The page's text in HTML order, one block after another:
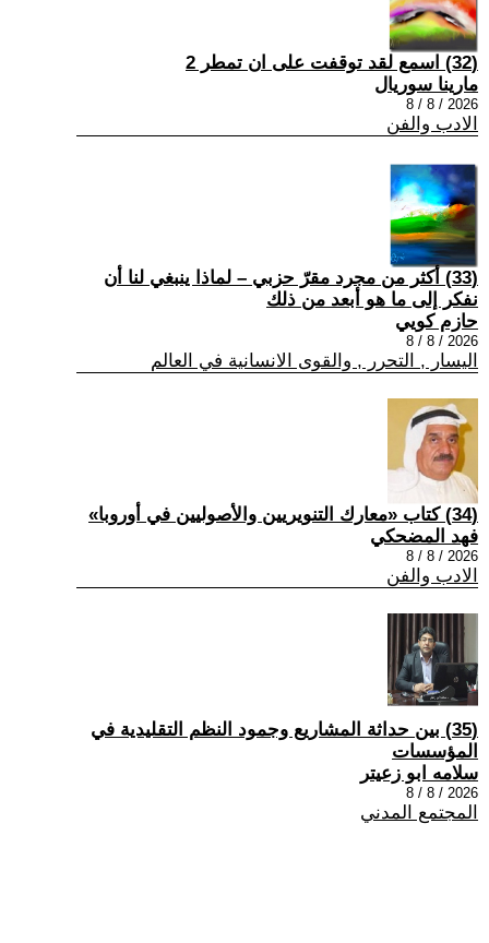
(32) اسمع لقد توقفت على ان تمطر 2
مارينا سوريال
2026 / 8 / 8
الادب والفن
(33) أكثر من مجرد مقرّ حزبي – لماذا ينبغي لنا أن
نفكر إلى ما هو أبعد من ذلك
حازم كويي
2026 / 8 / 8
اليسار , التحرر , والقوى الانسانية في العالم
(34) كتاب «معارك التنويريين والأصوليين في أوروبا»
فهد المضحكي
2026 / 8 / 8
الادب والفن
(35) بين حداثة المشاريع وجمود النظم التقليدية في
المؤسسات
سلامه ابو زعيتر
2026 / 8 / 8
المجتمع المدني